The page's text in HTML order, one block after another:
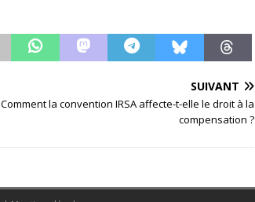
SUIVANT
Comment la convention IRSA affecte-t-elle le droit à la
compensation ?